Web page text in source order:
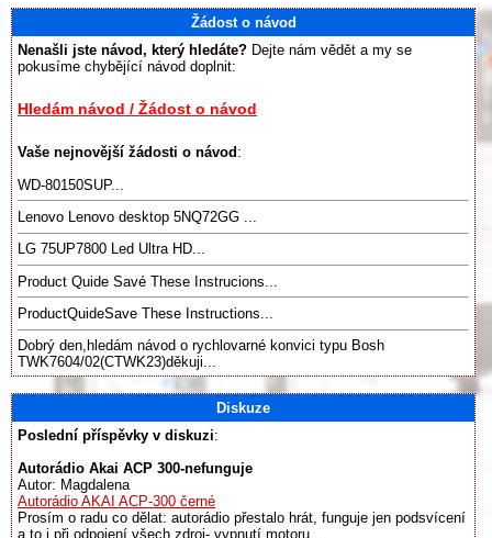
Žádost o návod
Nenašli jste návod, který hledáte? Dejte nám vědět a my se
pokusíme chybějící návod doplnit:
Hledám návod / Žádost o návod
Vaše nejnovější žádosti o návod :
WD-80150SUP...
Lenovo Lenovo desktop 5NQ72GG ...
LG 75UP7800 Led Ultra HD...
Product Quide Savé These Instrucions...
ProductQuideSave These Instructions...
Dobrý den,hledám návod o rychlovarné konvici typu Bosh
TWK7604/02(CTWK23)děkuji...
Diskuze
Poslední příspěvky v diskuzi:
Autorádio Akai ACP 300-nefunguje
Autor: Magdalena
Autorádio AKAI ACP-300 černé
Prosím o radu co dělat: autorádio přestalo hrát, funguje jen podsvícení
a to i při odpojení všech zdroj- vypnutí motoru....